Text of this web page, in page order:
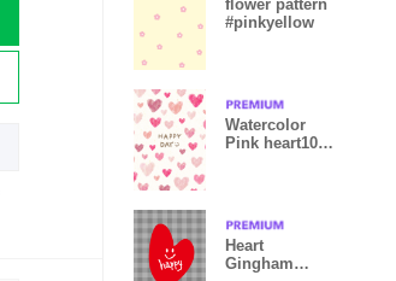
flower pattern
#pinkyellow
Watercolor
Pink heart10
Heart
Gingham